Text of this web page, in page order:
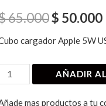
65.000$ 50.000
cargador Apple 5W
Cubo
AÑADIR
mas productos a tu